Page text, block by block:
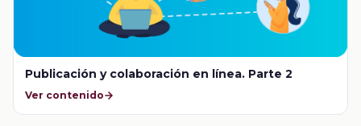
Publicación y colaboración en línea. Parte 2
Ver contenido